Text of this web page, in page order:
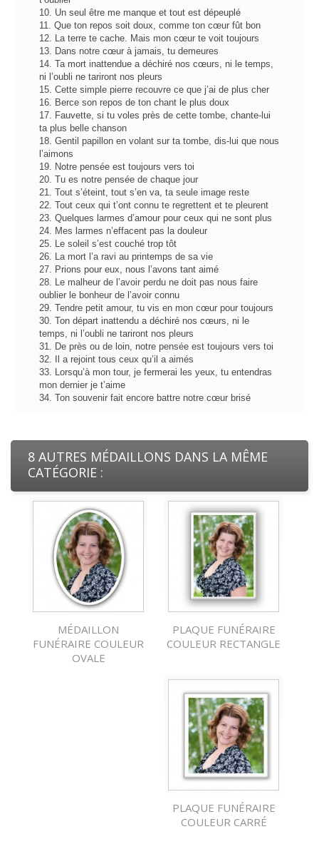
10. Un seul être me manque et tout est dépeuplé
11. Que ton repos soit doux, comme ton cœur fût bon
12. La terre te cache. Mais mon cœur te voit toujours
13. Dans notre cœur à jamais, tu demeures
14. Ta mort inattendue a déchiré nos cœurs, ni le temps,
ni l’oubli ne tariront nos pleurs
15. Cette simple pierre recouvre ce que j’ai de plus cher
16. Berce son repos de ton chant le plus doux
17. Fauvette, si tu voles près de cette tombe, chante-lui
ta plus belle chanson
18. Gentil papillon en volant sur ta tombe, dis-lui que nous
l’aimons
19. Notre pensée est toujours vers toi
20. Tu es notre pensée de chaque jour
21. Tout s’éteint, tout s’en va, ta seule image reste
22. Tout ceux qui t’ont connu te regrettent et te pleurent
23. Quelques larmes d’amour pour ceux qui ne sont plus
24. Mes larmes n’effacent pas la douleur
25. Le soleil s’est couché trop tôt
26. La mort l’a ravi au printemps de sa vie
27. Prions pour eux, nous l’avons tant aimé
28. Le malheur de l’avoir perdu ne doit pas nous faire
oublier le bonheur de l’avoir connu
29. Tendre petit amour, tu vis en mon cœur pour toujours
30. Ton départ inattendu a déchiré nos cœurs, ni le
temps, ni l’oubli ne tariront nos pleurs
31. De près ou de loin, notre pensée est toujours vers toi
32. Il a rejoint tous ceux qu’il a aimés
33. Lorsqu’à mon tour, je fermerai les yeux, tu entendras
mon dernier je t’aime
34. Ton souvenir fait encore battre notre cœur brisé
8 AUTRES MÉDAILLONS DANS LA MÊME
CATÉGORIE :
MÉDAILLON
FUNÉRAIRE COULEUR
OVALE
PLAQUE FUNÉRAIRE
COULEUR RECTANGLE
PLAQUE FUNÉRAIRE
COULEUR CARRÉ